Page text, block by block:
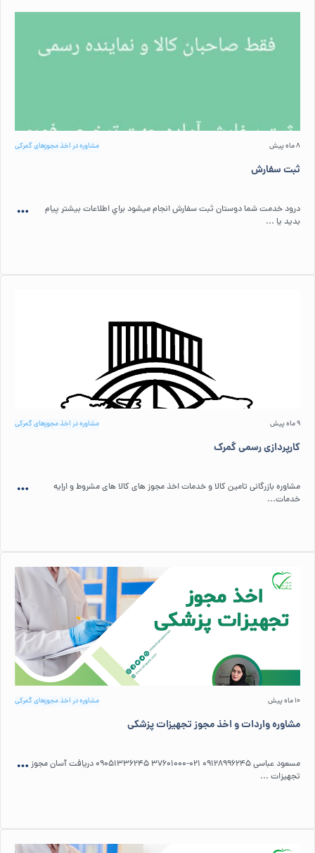
8 ماه پیش مشاوره در اخذ مجوزهای گمرکی
ثبت سفارش
درود خدمت شما دوستان ثبت سفارش انجام ميشود براي اطلاعات بيشتر پيام
بديد يا ...
9 ماه پیش مشاوره در اخذ مجوزهای گمرکی
کارپردازی رسمی گمرک
مشاوره بازرگانی تامین کالا و خدمات اخذ مجوز های کالا های مشروط و اراِیه
خدمات...
10 ماه پیش مشاوره در اخذ مجوزهای گمرکی
مشاوره واردات و اخذ مجوز تجهیزات پزشکی
مسعود عباسی 09128996245 021-37601000 09051336245 دریافت آسان مجوز
تجهیزات ...